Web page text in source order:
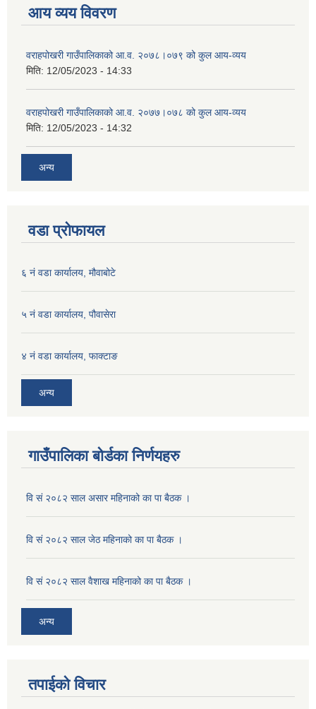
आय व्यय विवरण
वराहपोखरी गाउँपालिकाको आ.व. २०७८।०७९ को कुल आय-व्यय
मिति: 12/05/2023 - 14:33
वराहपोखरी गाउँपालिकाको आ.व. २०७७।०७८ को कुल आय-व्यय
मिति: 12/05/2023 - 14:32
अन्य
वडा प्रोफायल
६ नं वडा कार्यालय, मौवाबोटे
५ नं वडा कार्यालय, पौवासेरा
४ नं वडा कार्यालय, फाक्टाङ
अन्य
गाउँपालिका बोर्डका निर्णयहरु
वि सं २०८२ साल असार महिनाको का पा बैठक ।
वि सं २०८२ साल जेठ महिनाको का पा बैठक ।
वि सं २०८२ साल वैशाख महिनाको का पा बैठक ।
अन्य
तपाईको विचार